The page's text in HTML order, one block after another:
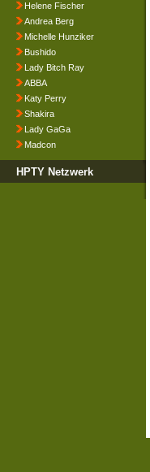
Helene Fischer
Andrea Berg
Michelle Hunziker
Bushido
Lady Bitch Ray
ABBA
Katy Perry
Shakira
Lady GaGa
Madcon
HPTY Netzwerk